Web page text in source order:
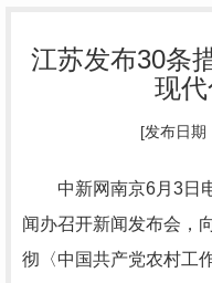
江苏发布30条
现
[发布日
中新网南京6月3日电
闻办召开新闻发布会，
彻〈中国共产党农村工